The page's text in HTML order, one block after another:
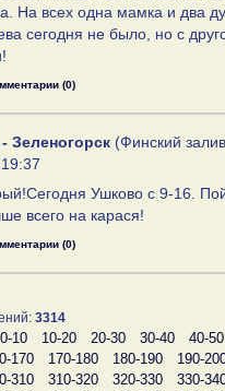
На всех одна мамка и два
сегодня не было, но с
(0)
Зеленогорск (Финский
Ушково с 9-16.
всего на карася!
(0)
3314
0-10 10-20 20-30 30-40 40-50
170 170-180 180-190 190-
310 310-320 320-330 330-